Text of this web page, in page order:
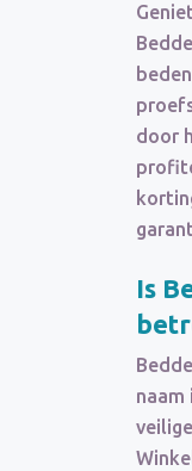
door
Is
naam